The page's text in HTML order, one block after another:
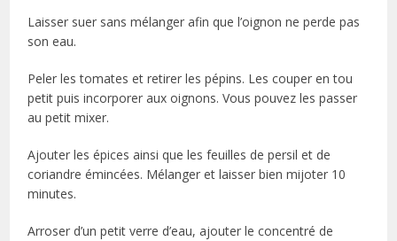
Laisser suer sans mélanger afin que l’oignon ne perde pas
son eau.
Peler les tomates et retirer les pépins. Les couper en tou
petit puis incorporer aux oignons. Vous pouvez les passer
au petit mixer.
Ajouter les épices ainsi que les feuilles de persil et de
coriandre émincées. Mélanger et laisser bien mijoter 10
minutes.
Arroser d’un petit verre d’eau, ajouter le concentré de